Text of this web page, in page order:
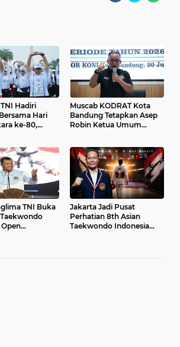
Hadiri
Hari
ke-80,
Muscab KODRAT Kota
Bandung Tetapkan Asep
Robin Ketua Umum
TNI Buka
Jakarta Jadi Pusat
Perhatian 8th Asian
Taekwondo Indonesia